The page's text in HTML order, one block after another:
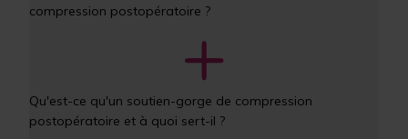
compression postopératoire ?
Qu'est-ce qu'un soutien-gorge de compression
postopératoire et à quoi sert-il ?